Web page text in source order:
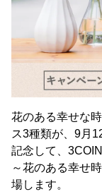
花のある幸せな
ス3種類が、9月
記念して、
～花のある幸せ
場します。